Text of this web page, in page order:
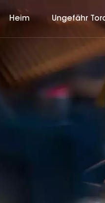
Heim Ungefähr